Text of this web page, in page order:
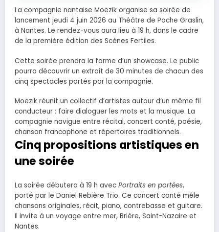
La compagnie nantaise Moëzik organise sa soirée de
lancement jeudi 4 juin 2026 au Théâtre de Poche Graslin,
à Nantes. Le rendez-vous aura lieu à 19 h, dans le cadre
de la première édition des Scènes Fertiles.
Cette soirée prendra la forme d’un showcase. Le public
pourra découvrir un extrait de 30 minutes de chacun des
cinq spectacles portés par la compagnie.
Moëzik réunit un collectif d’artistes autour d’un même fil
conducteur : faire dialoguer les mots et la musique. La
compagnie navigue entre récital, concert conté, poésie,
chanson francophone et répertoires traditionnels.
Cinq propositions artistiques en
une soirée
La soirée débutera à 19 h avec Portraits en portées,
porté par le Daniel Rebière Trio. Ce concert conté mêle
chansons originales, récit, piano, contrebasse et guitare.
Il invite à un voyage entre mer, Brière, Saint-Nazaire et
Nantes.